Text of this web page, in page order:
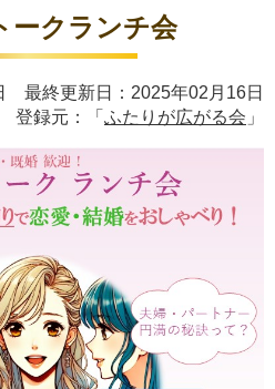
ークランチ会
最終更新日：2025年02月16日
登録元：「 ふたりが広がる会 」